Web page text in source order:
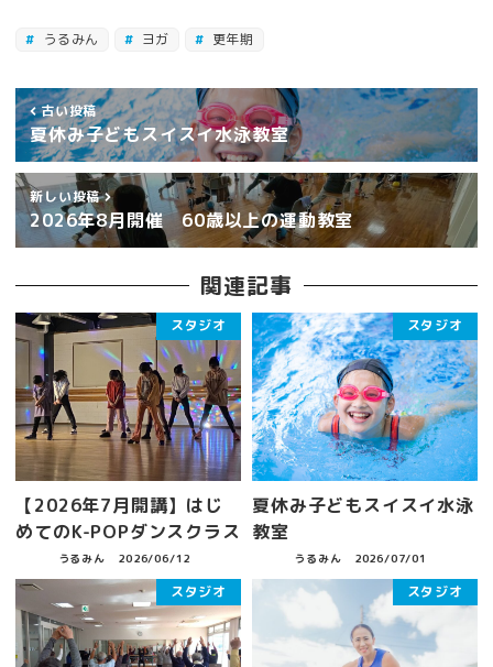
うるみん ヨガ 更年期
古い投稿
夏休み子どもスイスイ水泳教室
新しい投稿
2026年8月開催 60歳以上の運動教室
関連記事
スタジオ
【2026年7月開講】はじ
めてのK-POPダンスクラス
うるみん 2026/06/12
スタジオ
夏休み子どもスイスイ水泳
教室
うるみん 2026/07/01
スタジオ スタジオ